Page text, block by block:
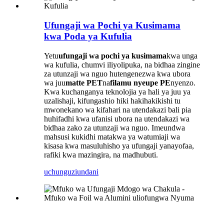
Ufungaji wa Pochi ya Kusimama
kwa Poda ya Kufulia
Yetuufungaji wa pochi ya kusimamakwa unga
wa kufulia, chumvi iliyolipuka, na bidhaa zingine
za utunzaji wa nguo hutengenezwa kwa ubora
wa juumatte PETnafilamu nyeupe PEnyenzo.
Kwa kuchanganya teknolojia ya hali ya juu ya
uzalishaji, kifungashio hiki hakihakikishi tu
mwonekano wa kifahari na utendakazi bali pia
huhifadhi kwa ufanisi ubora na utendakazi wa
bidhaa zako za utunzaji wa nguo. Imeundwa
mahsusi kukidhi matakwa ya watumiaji wa
kisasa kwa masuluhisho ya ufungaji yanayofaa,
rafiki kwa mazingira, na madhubuti.
uchunguziundani